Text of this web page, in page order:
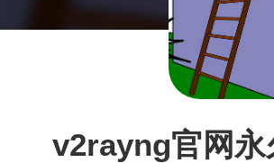
v2rayng官网永